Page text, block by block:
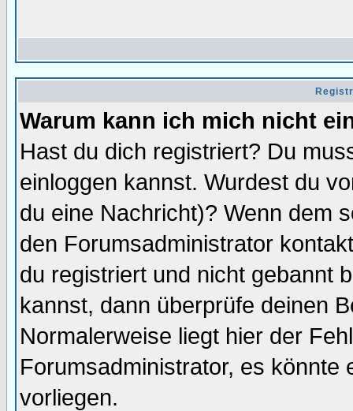
Warum kann ich mich nicht
Hast du dich registriert? Du
einloggen kannst. Wurdest du
du eine Nachricht)? Wenn dem
den Forumsadministrator
du registriert und nicht gebannt
kannst, dann überprüfe deinen
Normalerweise liegt hier der
Forumsadministrator, es könnte
vorliegen.